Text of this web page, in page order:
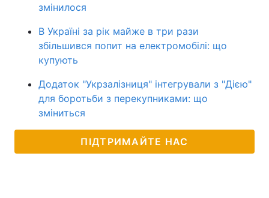
змінилося
В Україні за рік майже в три рази
збільшився попит на електромобілі: що
купують
Додаток "Укрзалізниця" інтегрували з "Дією"
для боротьби з перекупниками: що
зміниться
ПІДТРИМАЙТЕ НАС